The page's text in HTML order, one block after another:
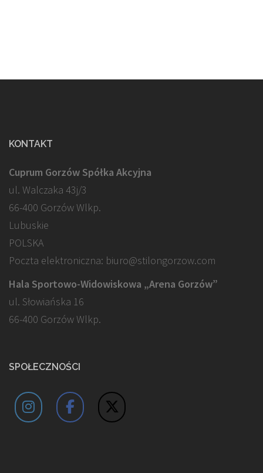
KONTAKT
Cuprum Gorzów Spółka Akcyjna
ul. Walczaka 43j/3
66-400 Gorzów Wlkp.
Lubuskie
POLSKA
Poczta elektroniczna: biuro@stilongorzow.com
Hala Sportowo-Widowiskowa „Arena Gorzów”
ul. Słowiańska 16
66-400 Gorzów Wlkp.
SPOŁECZNOŚCI